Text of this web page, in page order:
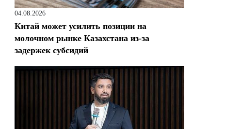
04.08.2026
Китай может усилить позиции на
молочном рынке Казахстана из-за
задержек субсидий